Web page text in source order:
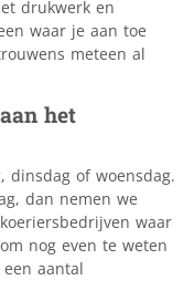
drukwerk en
waar je aan toe
meteen al
het
dinsdag of woensdag.
dan nemen we
waar
nog even te weten
aantal